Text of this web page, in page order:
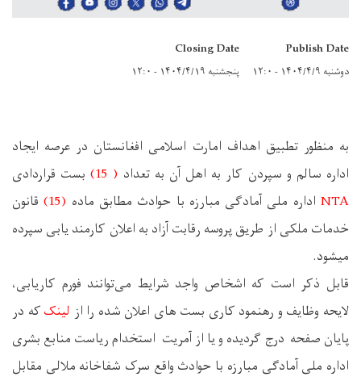
Publish Date
دوشنبه ۱۴۰۴/۴/۹ - ۱۲:۰
Closing Date
پنجشنبه ۱۴۰۴/۴/۱۹ - ۱۲:۰
به منظور تطبیق اهداف امارت اسلامی افغانستان در عرصه ایجاد
اداره سالم و سپردن کار به اهل آن به تعداد (
15
)بست قراردادی
NTA اداره ملی آمادگی مبارزه با حوادث مطابق ماده (15)
قانون
خدمات ملکی از طریق پروسه رقابت آزاد به اعلان کارمند یابی سپرده
میشود.
قابل ذکر است که اشخاص واجد شرایط می‌توانند فورم کاریابی،
لایحه وظایف و رهنمود کاری بست های اعلان شده را از لینککه در
پایان صفحه درج گردیده و یا از آمریت استخدام ریاست منابع بشری
اداره ملی آمادگی مبارزه با حوادث واقع سرک شفاخانه ملالی مقابل